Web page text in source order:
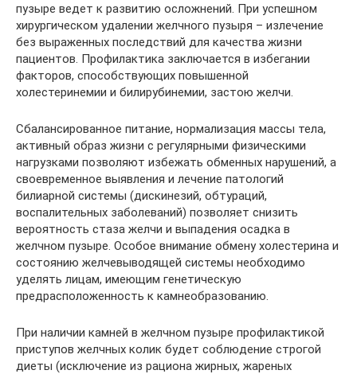
пузыре ведет к развитию осложнений. При успешном
хирургическом удалении желчного пузыря – излечение
без выраженных последствий для качества жизни
пациентов. Профилактика заключается в избегании
факторов, способствующих повышенной
холестеринемии и билирубинемии, застою желчи.
Сбалансированное питание, нормализация массы тела,
активный образ жизни с регулярными физическими
нагрузками позволяют избежать обменных нарушений, а
своевременное выявления и лечение патологий
билиарной системы (дискинезий, обтураций,
воспалительных заболеваний) позволяет снизить
вероятность стаза желчи и выпадения осадка в
желчном пузыре. Особое внимание обмену холестерина и
состоянию желчевыводящей системы необходимо
уделять лицам, имеющим генетическую
предрасположенность к камнеобразованию.
При наличии камней в желчном пузыре профилактикой
приступов желчных колик будет соблюдение строгой
диеты (исключение из рациона жирных, жареных